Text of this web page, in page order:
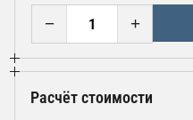
− +
Расчёт стоимости